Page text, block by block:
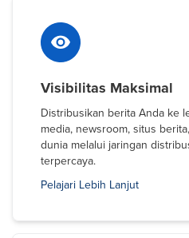
Visibilitas Maksimal
Distribusikan berita Anda ke
media, newsroom, situs
dunia melalui jaringan
terpercaya.
Pelajari Lebih Lanjut